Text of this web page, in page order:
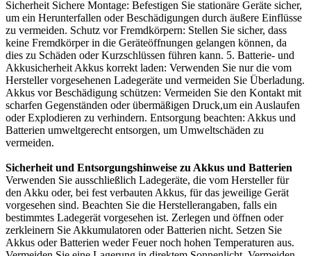
Sicherheit Sichere Montage: Befestigen Sie stationäre Geräte sicher,
um ein Herunterfallen oder Beschädigungen durch äußere Einflüsse
zu vermeiden. Schutz vor Fremdkörpern: Stellen Sie sicher, dass
keine Fremdkörper in die Geräteöffnungen gelangen können, da
dies zu Schäden oder Kurzschlüssen führen kann. 5. Batterie- und
Akkusicherheit Akkus korrekt laden: Verwenden Sie nur die vom
Hersteller vorgesehenen Ladegeräte und vermeiden Sie Überladung.
Akkus vor Beschädigung schützen: Vermeiden Sie den Kontakt mit
scharfen Gegenständen oder übermäßigen Druck,um ein Auslaufen
oder Explodieren zu verhindern. Entsorgung beachten: Akkus und
Batterien umweltgerecht entsorgen, um Umweltschäden zu
vermeiden.
Sicherheit und Entsorgungshinweise zu Akkus und Batterien
Verwenden Sie ausschließlich Ladegeräte, die vom Hersteller für
den Akku oder, bei fest verbauten Akkus, für das jeweilige Gerät
vorgesehen sind. Beachten Sie die Herstellerangaben, falls ein
bestimmtes Ladegerät vorgesehen ist. Zerlegen und öffnen oder
zerkleinern Sie Akkumulatoren oder Batterien nicht. Setzen Sie
Akkus oder Batterien weder Feuer noch hohen Temperaturen aus.